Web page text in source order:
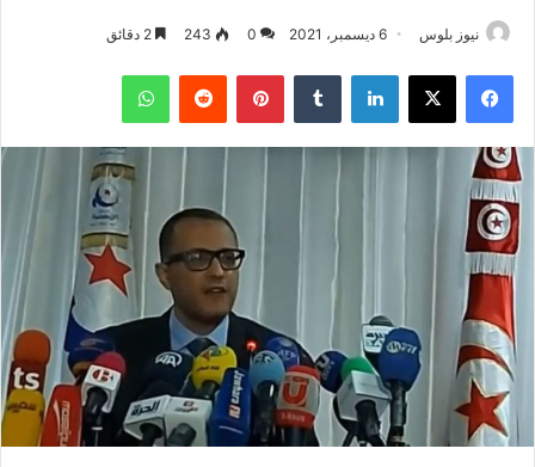
نيوز بلوس 6 ديسمبر، 2021 0
243
فيسبوك X لينكدإن بينتيريست واتساب